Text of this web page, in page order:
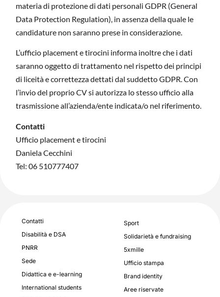
materia di protezione di dati personali GDPR (General
Data Protection Regulation), in assenza della quale le
candidature non saranno prese in considerazione.
L’ufficio placement e tirocini informa inoltre che i dati
saranno oggetto di trattamento nel rispetto dei principi
di liceità e correttezza dettati dal suddetto GDPR. Con
l’invio del proprio CV si autorizza lo stesso ufficio alla
trasmissione all’azienda/ente indicata/o nel riferimento.
Contatti
Ufficio placement e tirocini
Daniela Cecchini
Tel: 06 510777407
Contatti
Disabilità e DSA
PNRR
Sede
Didattica e e-learning
International students
Sport
Solidarietà e fundraising
5xmille
Ufficio stampa
Brand identity
Aree riservate